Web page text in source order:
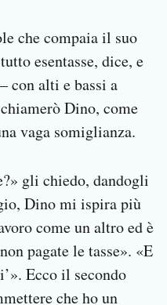
che compaia il suo
esentasse, dice, e
con alti e bassi a
Dino, come
vaga somiglianza.
gli chiedo, dandogli
Dino mi ispira più
come un altro ed è
pagate le tasse». «E
Ecco il secondo
che ho un